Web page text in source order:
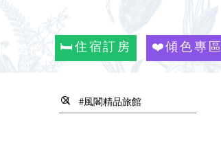
聯名合作 🛏️住宿訂房 ❤️傾色專區